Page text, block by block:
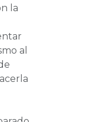
la
al